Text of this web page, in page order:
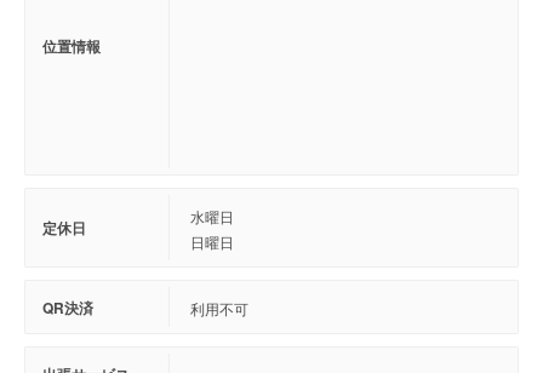
位置情報
定休日
水曜日
日曜日
QR決済 利用不可